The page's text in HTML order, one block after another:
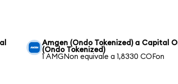
Amgen (Ondo Tokenized) a Capital
(Ondo Tokenized)
1 AMGNon equivale a 1,8330 COFon